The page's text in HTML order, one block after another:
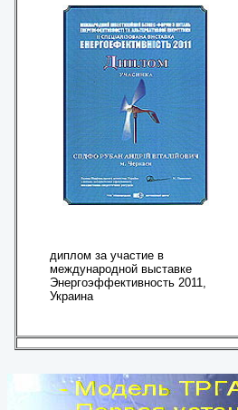
диплом за участие в
международной выставке
Энергоэффективность 2011,
Украина